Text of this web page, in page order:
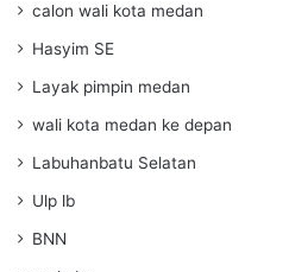
calon wali kota medan
Hasyim SE
Layak pimpin medan
wali kota medan ke depan
Labuhanbatu Selatan
Ulp lb
BNN